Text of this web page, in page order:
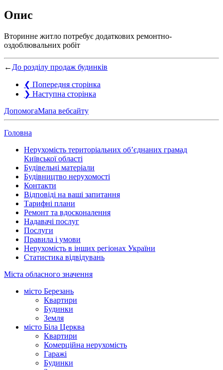
Опис
Вторинне житло потребує додаткових ремонтно-
оздоблювальних робіт
← До розділу продаж будинків
❮ Попередня сторінка
❯ Наступна сторінка
ДопомогаМапа вебсайту
Головна
Нерухомість територіальних об’єднаних грамад
Київської області
Будівельні матеріали
Будівництво нерухомості
Контакти
Відповіді на ваші запитання
Тарифні плани
Ремонт та вдосконалення
Надавачі послуг
Послуги
Правила і умови
Нерухомість в інших регіонах України
Статистика відвідувань
Міста обласного значення
місто Березань
Квартири
Будинки
Земля
місто Біла Церква
Квартири
Комерційна нерухомість
Гаражі
Будинки